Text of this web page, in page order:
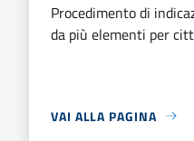
Procedimento di
da più elementi per
VAI ALLA PAGINA